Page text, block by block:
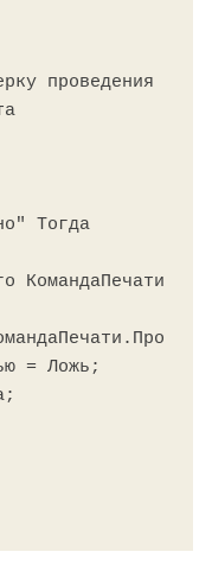
Тогда
= Ложь;